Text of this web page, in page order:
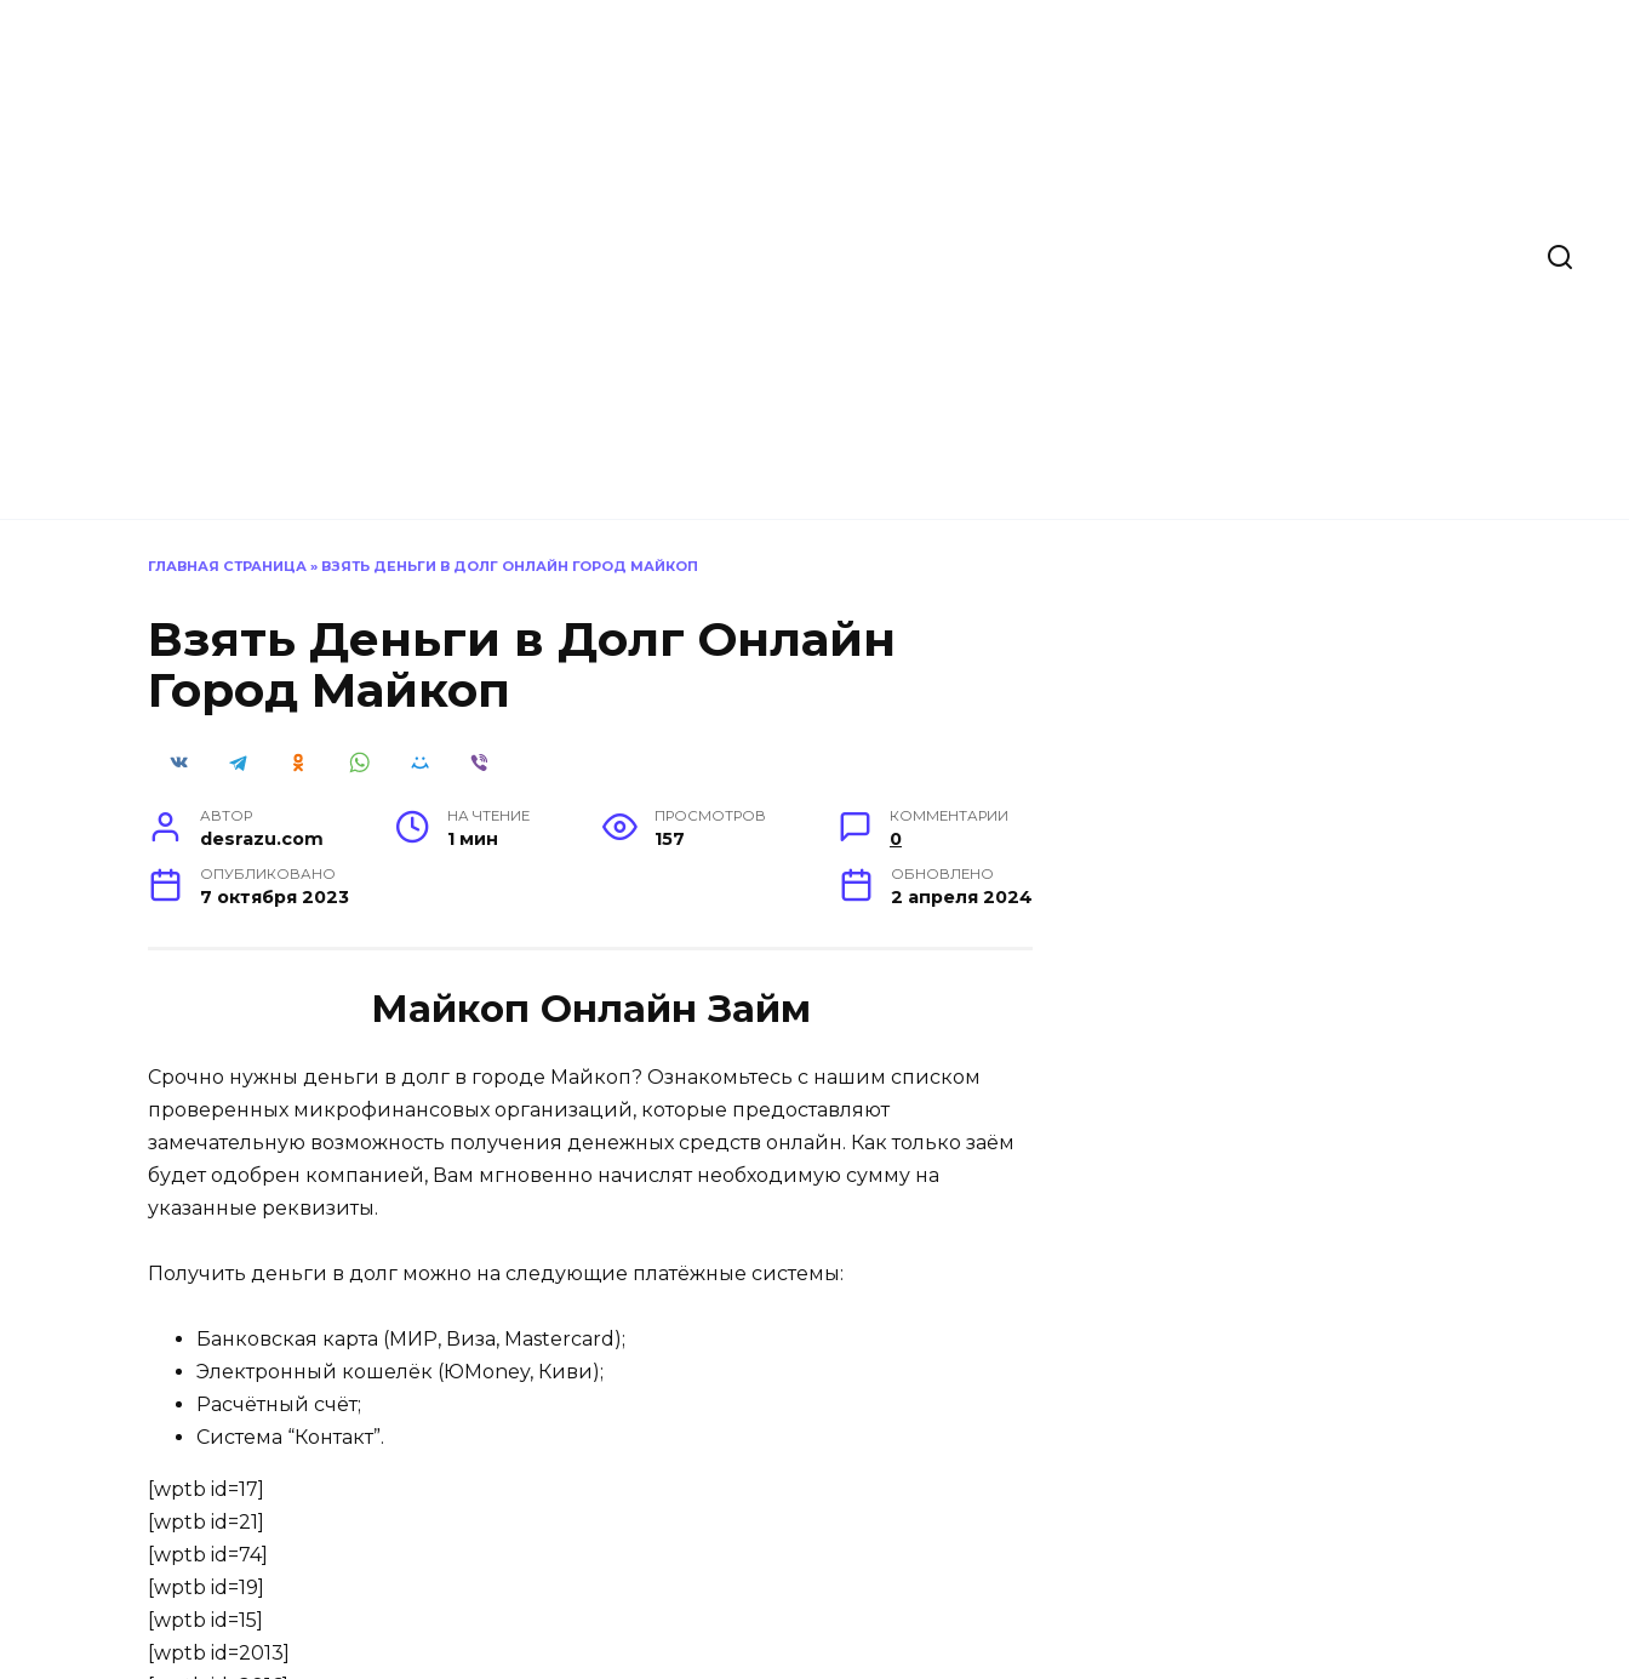
ГЛАВНАЯ СТРАНИЦА » ВЗЯТЬ ДЕНЬГИ В ДОЛГ ОНЛАЙН ГОРОД МАЙКОП
Взять Деньги в Долг Онлайн
Город Майкоп
АВТОР
desrazu.com
НА ЧТЕНИЕ
1 мин
ПРОСМОТРОВ
157
КОММЕНТАРИИ
0
ОПУБЛИКОВАНО
7 октября 2023
ОБНОВЛЕНО
2 апреля 2024
Майкоп Онлайн Займ
Срочно нужны деньги в долг в городе Майкоп? Ознакомьтесь с нашим списком
проверенных микрофинансовых организаций, которые предоставляют
замечательную возможность получения денежных средств онлайн. Как только заём
будет одобрен компанией, Вам мгновенно начислят необходимую сумму на
указанные реквизиты.
Получить деньги в долг можно на следующие платёжные системы:
Банковская карта (МИР, Виза, Mastercard);
Электронный кошелёк (ЮMoney, Киви);
Расчётный счёт;
Система “Контакт”.
[wptb id=17]
[wptb id=21]
[wptb id=74]
[wptb id=19]
[wptb id=15]
[wptb id=2013]